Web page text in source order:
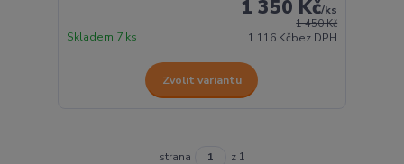
1 450 Kč
1 350 Kč/ks
1 116 Kčbez DPH
Skladem 7 ks
Zvolit variantu
strana z 1